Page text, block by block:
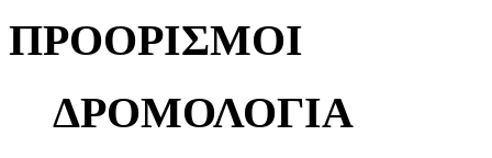
ΠΡΟΟΡΙΣΜΟΙ
ΔΡΟΜΟΛΟΓΙΑ